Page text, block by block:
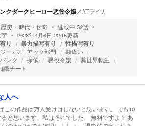
クダークヒーロー悪役令嬢／ATライカ
歴史・時代・伝奇 連載中 32話
字 2023年4月6日 22:15更新
り 暴力描写有り 性描写有り
ー×マニアック部門
勘違い
ンク
探偵 悪役令嬢
異世界転生
識チート
人へ
この作品は万人受けはしないと思います。 でも10
ると思います、私はそれでした。 無料ですよ？ あ